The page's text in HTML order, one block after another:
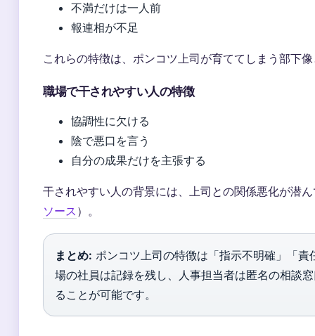
不満だけは一人前
報連相が不足
これらの特徴は、ポンコツ上司が育ててしまう部下
職場で干されやすい人の特徴
協調性に欠ける
陰で悪口を言う
自分の成果だけを主張する
干されやすい人の背景には、上司との関係悪化が潜
ソース ）。
まとめ: ポンコツ上司の特徴は「指示不明確」「
場の社員は記録を残し、人事担当者は匿名の相談
ることが可能です。